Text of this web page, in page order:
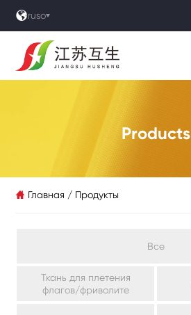
ruso
Products
 Главная / Продукты
Все
Ткань для плетения
флагов/фриволите